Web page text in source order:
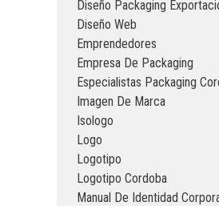
Diseño Packaging
Diseño Web
Emprendedores
Empresa De Packaging
Especialistas Packaging
Imagen De Marca
Isologo
Logo
Logotipo
Logotipo Cordoba
Manual De Identidad